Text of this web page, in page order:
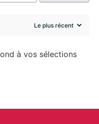
à vos sélections